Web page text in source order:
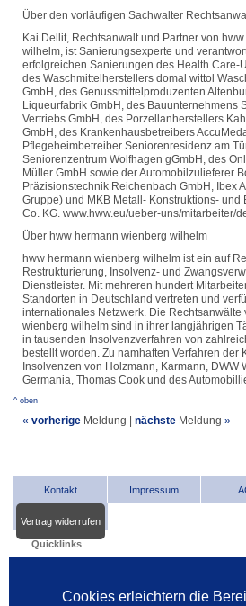
Cookies erleichtern die
Über den vorläufigen Sachwalter
Kai Dellit, Rechtsanwalt und Partner von
wilhelm, ist Sanierungsexperte und
erfolgreichen Sanierungen des Health Care-
des Waschmittelherstellers domal wittol
GmbH, des Genussmittelproduzenten
Liqueurfabrik GmbH, des Bauunternehmens
Vertriebs GmbH, des Porzellanherstellers
GmbH, des Krankenhausbetreibers
Pflegeheimbetreiber Seniorenresidenz am
Seniorenzentrum Wolfhagen gGmbH, des
Müller GmbH sowie der Automobilzulieferer
Präzisionstechnik Reichenbach GmbH, Ibex
Gruppe) und MKB Metall- Konstruktions- und
Co. KG. www.hww.eu/ueber-uns/mitarbeiter/
Über hww hermann wienberg wilhelm
hww hermann wienberg wilhelm ist ein auf
Restrukturierung, Insolvenz- und
Dienstleister. Mit mehreren hundert
Standorten in Deutschland vertreten und
internationales Netzwerk. Die Rechtsanwälte
wienberg wilhelm sind in ihrer langjährigen
in tausenden Insolvenzverfahren von
bestellt worden. Zu namhaften Verfahren der
Insolvenzen von Holzmann, Karmann, DWW
Germania, Thomas Cook und des
^ oben
« vorherige Meldung nächste Meldung »
Kontakt Impressum
Vertrag widerrufen
Quicklinks
INDat.extra